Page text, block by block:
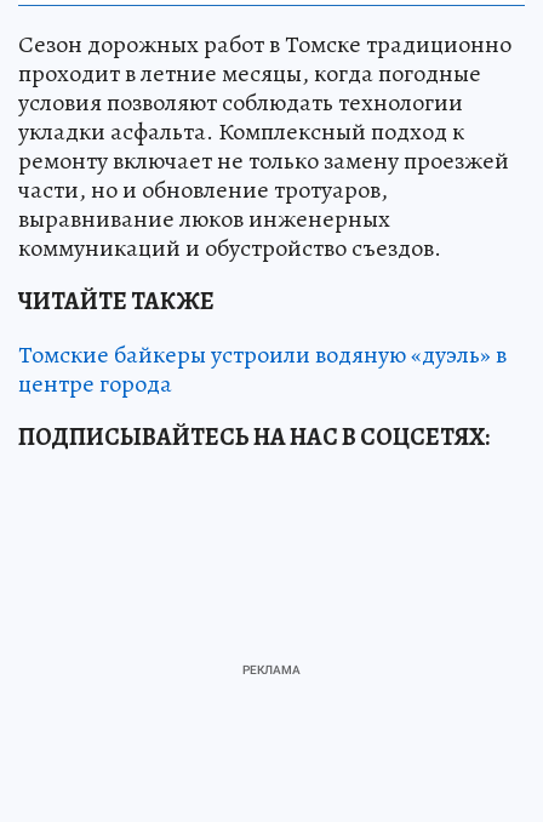
Сезон дорожных работ в Томске традиционно
проходит в летние месяцы, когда погодные
условия позволяют соблюдать технологии
укладки асфальта. Комплексный подход к
ремонту включает не только замену проезжей
части, но и обновление тротуаров,
выравнивание люков инженерных
коммуникаций и обустройство съездов.
ЧИТАЙТЕ ТАКЖЕ
Томские байкеры устроили водяную «дуэль» в
центре города
ПОДПИСЫВАЙТЕСЬ НА НАС В СОЦСЕТЯХ: